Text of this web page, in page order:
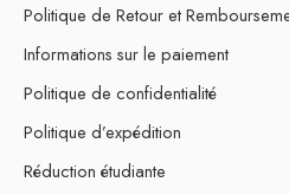
Politique de Retour et
Informations sur le paiement
Politique de confidentialité
Politique d’expédition
Réduction étudiante